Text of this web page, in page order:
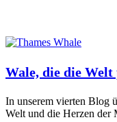
Wale, die die
In unserem vierten Blog
Welt und die Herzen der